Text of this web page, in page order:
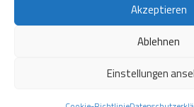
Akzeptieren
Ablehnen
Einstellungen
Präsentiert von - Entworfen mit